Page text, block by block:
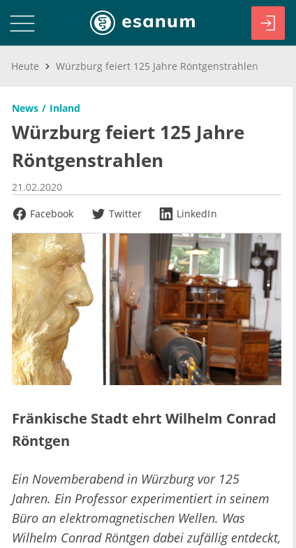
Heute Würzburg feiert 125 Jahre Röntgenstrahlen
News Inland
Würzburg feiert 125 Jahre
Röntgenstrahlen
21.02.2020
Facebook
Twitter LinkedIn
Fränkische Stadt ehrt Wilhelm Conrad
Röntgen
Ein Novemberabend in Würzburg vor 125
Jahren. Ein Professor experimentiert in seinem
Büro an elektromagnetischen Wellen. Was
Wilhelm Conrad Röntgen dabei zufällig entdeckt,